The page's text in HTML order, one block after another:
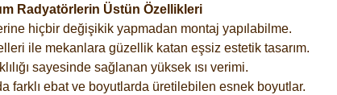
Radyatörlerin Üstün Özellikleri
hiçbir değişikik yapmadan montaj yapılabilme.
ile mekanlara güzellik katan eşsiz estetik tasarım.
sayesinde sağlanan yüksek ısı verimi.
farklı ebat ve boyutlarda üretilebilen esnek boyutlar.